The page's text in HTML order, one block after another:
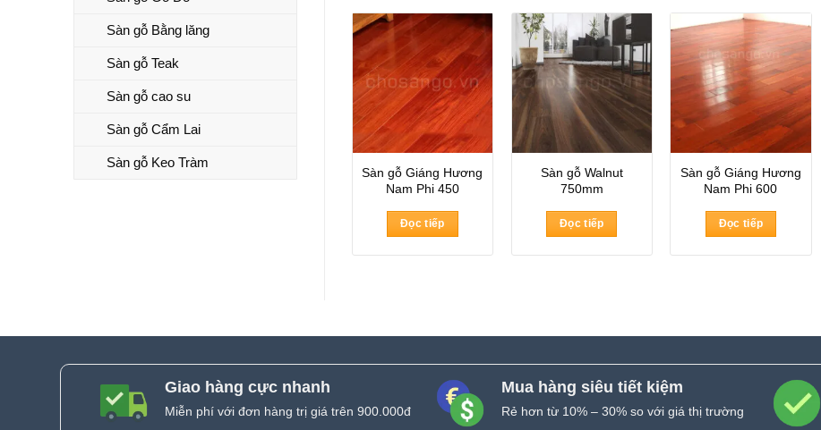
Sàn gỗ Bằng lăng
Sàn gỗ Teak
Sàn gỗ cao su
Sàn gỗ Cẩm Lai
Sàn gỗ Keo Tràm
Sàn gỗ Giáng Hương
Nam Phi 450
Đọc tiếp
Sàn gỗ Walnut
750mm
Đọc tiếp
Sàn gỗ Giáng Hương
Nam Phi 600
Đọc tiếp
Giao hàng cực nhanh
Miễn phí với đơn hàng trị giá trên 900.000đ
Mua hàng siêu tiết kiệm
Rẻ hơn từ 10% – 30% so với giá thị trường